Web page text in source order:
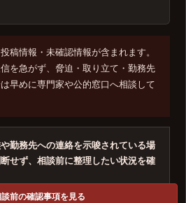
稿情報・未確認情報が含まれます。
を急がず、脅迫・取り立て・勤務先
早めに専門家や公的窓口へ相談して
勤務先への連絡を示唆されている場
せず、相談前に整理したい状況を確
前の確認事項を見る